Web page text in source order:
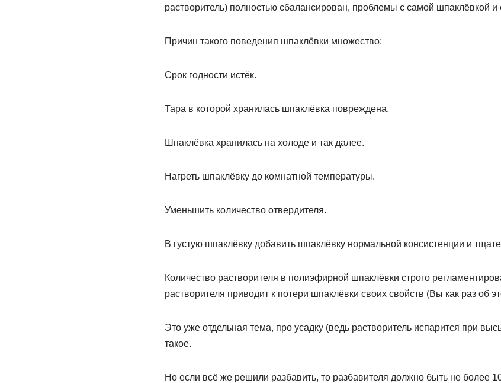
растворитель) полностью сбалансирован, проблемы с самой шпаклёвкой и
Причин такого поведения шпаклёвки множество:
Срок годности истёк.
Тара в которой хранилась шпаклёвка повреждена.
Шпаклёвка хранилась на холоде и так далее.
Нагреть шпаклёвку до комнатной температуры.
Уменьшить количество отвердителя.
В густую шпаклёвку добавить шпаклёвку нормальной консистенции и
Количество растворителя в полиэфирной шпаклёвки строго
растворителя приводит к потери шпаклёвки своих свойств (Вы как раз об
Это уже отдельная тема, про усадку (ведь растворитель испарится при
такое.
Но если всё же решили разбавить, то разбавителя должно быть не более